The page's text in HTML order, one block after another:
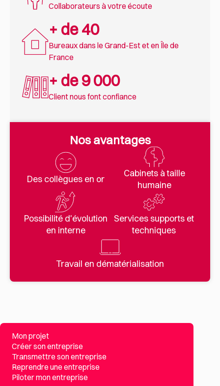
Collaborateurs à votre écoute
+ de 40
Bureaux dans le Grand-Est et en Île de
France
+ de 9 000
Client nous font confiance
Nos avantages
Des collègues en or
Cabinets à taille
humaine
Possibilité d'évolution
en interne
Services supports et
techniques
Travail en dématérialisation
Mon projet
Créer son entreprise
Transmettre son entreprise
Reprendre une entreprise
Piloter mon entreprise